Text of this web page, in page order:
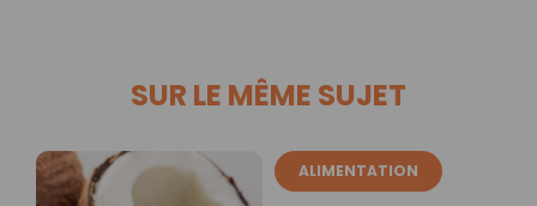
SUR LE MÊME SUJET
ALIMENTATION